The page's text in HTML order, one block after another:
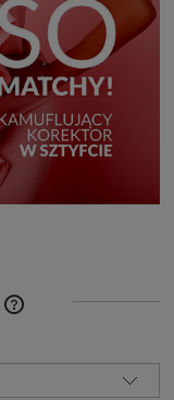
CENA NIE ZAWIERA
KOSZTÓW PŁATNOŚCI